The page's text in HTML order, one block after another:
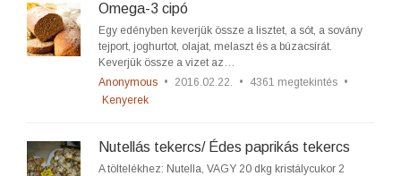
Omega-3 cipó
Egy edényben keverjük össze a lisztet, a sót, a sovány
tejport, joghurtot, olajat, melaszt és a búzacsírát.
Keverjük össze a vizet az…
Anonymous • 2016.02.22. • 4361 megtekintés •
Kenyerek
Nutellás tekercs/ Édes paprikás tekercs
A töltelékhez: Nutella, VAGY 20 dkg kristálycukor 2